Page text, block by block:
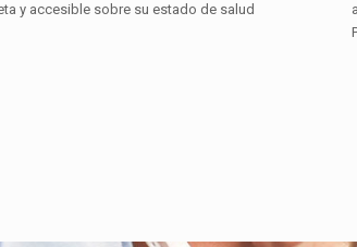
y accesible sobre su estado de salud